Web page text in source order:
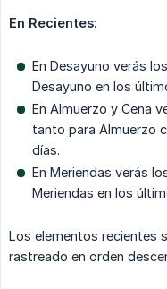
En Recientes:
En Desayuno verás
Desayuno en los
En Almuerzo y Cena
tanto para Almuerzo
días.
En Meriendas verás
Meriendas en los
Los elementos recientes
rastreado en orden